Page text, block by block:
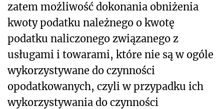
zatem możliwość dokonania obniżenia
kwoty podatku należnego o kwotę
podatku naliczonego związanego z
usługami i towarami, które nie są w ogóle
wykorzystywane do czynności
opodatkowanych, czyli w przypadku ich
wykorzystywania do czynności